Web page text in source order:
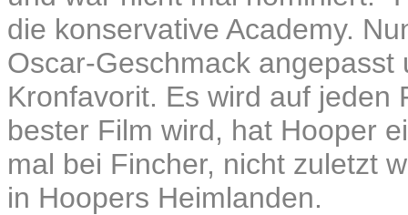
die konservative Academy.
Oscar-Geschmack angepasst
Kronfavorit. Es wird auf jeden
bester Film wird, hat Hooper
mal bei Fincher, nicht zuletzt
in Hoopers Heimlanden.